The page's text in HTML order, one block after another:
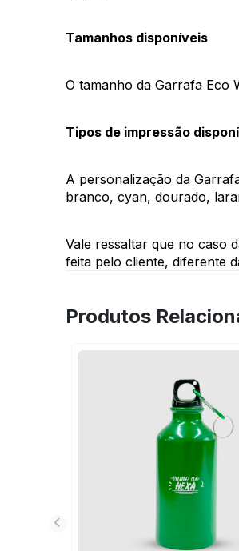
Tamanhos disponíveis
O tamanho da Garrafa Eco
Tipos de impressão
A personalização da
branco, cyan, dourado,
Vale ressaltar que no caso
feita pelo cliente, diferente
Produtos